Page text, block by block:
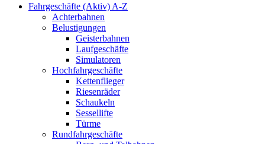
Fahrgeschäfte (Aktiv) A-Z
Achterbahnen
Belustigungen
Geisterbahnen
Laufgeschäfte
Simulatoren
Hochfahrgeschäfte
Kettenflieger
Riesenräder
Schaukeln
Sessellifte
Türme
Rundfahrgeschäfte